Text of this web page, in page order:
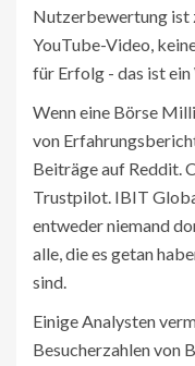
Nutzerbewertung ist
YouTube-Video,
für Erfolg - das ist ein
Wenn eine Börse
von
Beiträge auf Reddit.
Trustpilot. IBIT
entweder niemand
alle, die es getan
sind.
Einige Analysten
Besucherzahlen von